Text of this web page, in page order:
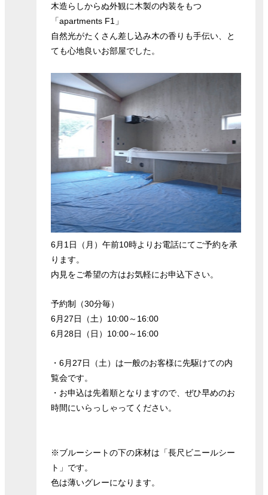
木造らしからぬ外観に木製の内装をもつ
「apartments F1」
自然光がたくさん差し込み木の香りも手伝い、と
ても心地良いお部屋でした。
6月1日（月）午前10時よりお電話にてご予約を承
ります。
内見をご希望の方はお気軽にお申込下さい。
予約制（30分毎）
6月27日（土）10:00～16:00
6月28日（日）10:00～16:00
・6月27日（土）は一般のお客様に先駆けての内
覧会です。
・お申込は先着順となりますので、ぜひ早めのお
時間にいらっしゃってください。
※ブルーシートの下の床材は「長尺ビニールシー
ト」です。
色は薄いグレーになります。